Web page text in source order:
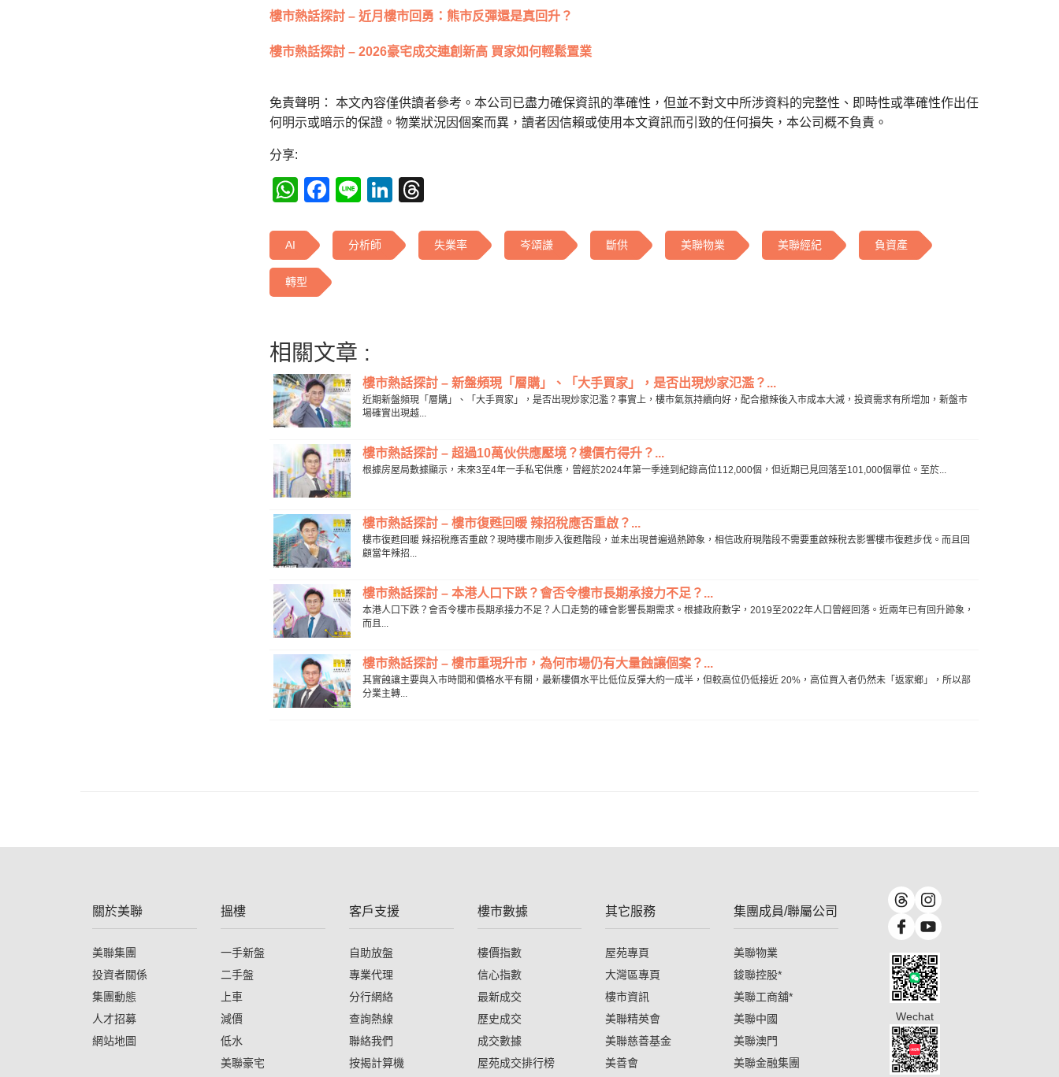
樓市熱話探討 – 近月樓市回勇：熊市反彈還是真回升？
樓市熱話探討 – 2026豪宅成交連創新高 買家如何輕鬆置業
免責聲明： 本文內容僅供讀者參考。本公司已盡力確保資訊的準確性，但並不對文中所涉資料的完整性、即時性或準確性作出任
何明示或暗示的保證。物業狀況因個案而異，讀者因信賴或使用本文資訊而引致的任何損失，本公司概不負責。
分享:
WhatsApp
Facebook
LineLinkedIn
AI 分析師 失業率 岑頌謙 斷供 美聯物業 美聯經紀 負資產
轉型
相關文章 :
樓市熱話探討 – 新盤頻現「層購」、「大手買家」，是否出現炒家氾濫？...
近期新盤頻現「層購」、「大手買家」，是否出現炒家氾濫？事實上，樓市氣氛持續向好，配合撤辣後入市成本大減，投資需求有所增加，新盤市
場確實出現越...
樓市熱話探討 – 超過10萬伙供應壓境？樓價冇得升？...
根據房屋局數據顯示，未來3至4年一手私宅供應，曾經於2024年第一季達到紀錄高位112,000個，但近期已見回落至101,000個單位。至於...
樓市熱話探討 – 樓市復甦回暖 辣招稅應否重啟？...
樓市復甦回暖 辣招稅應否重啟？現時樓市剛步入復甦階段，並未出現普遍過熱跡象，相信政府現階段不需要重啟辣稅去影響樓市復甦步伐。而且回
顧當年辣招...
樓市熱話探討 – 本港人口下跌？會否令樓市長期承接力不足？...
本港人口下跌？會否令樓市長期承接力不足？人口走勢的確會影響長期需求。根據政府數字，2019至2022年人口曾經回落。近兩年已有回升跡象，
而且...
樓市熱話探討 – 樓市重現升市，為何市場仍有大量蝕讓個案？...
其實蝕讓主要與入市時間和價格水平有關，最新樓價水平比低位反彈大約一成半，但較高位仍低接近 20%，高位買入者仍然未「返家鄉」，所以部
分業主轉...
關於美聯
美聯集團
投資者關係
集團動態
人才招募
網站地圖
搵樓
一手新盤
二手盤
上車
減價
低水
美聯豪宅
客戶支援
自助放盤
專業代理
分行網絡
查詢熱線
聯絡我們
按揭計算機
樓市數據
樓價指數
信心指數
最新成交
歷史成交
成交數據
屋苑成交排行榜
其它服務
屋苑專頁
大灣區專頁
樓市資訊
美聯精英會
美聯慈善基金
美善會
集團成員/聯屬公司
美聯物業
鋑聯控股*
美聯工商舖*
美聯中國
美聯澳門
美聯金融集團
Wechat